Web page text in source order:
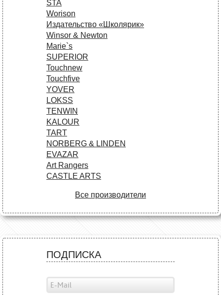
STA
Worison
Издательство «Школярик»
Winsor & Newton
Marie`s
SUPERIOR
Touchnew
Touchfive
YOVER
LOKSS
TENWIN
KALOUR
TART
NORBERG & LINDEN
EVAZAR
Art Rangers
CASTLE ARTS
Все производители
ПОДПИСКА